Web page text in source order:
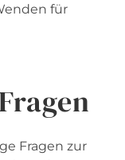
für
Fragen zur